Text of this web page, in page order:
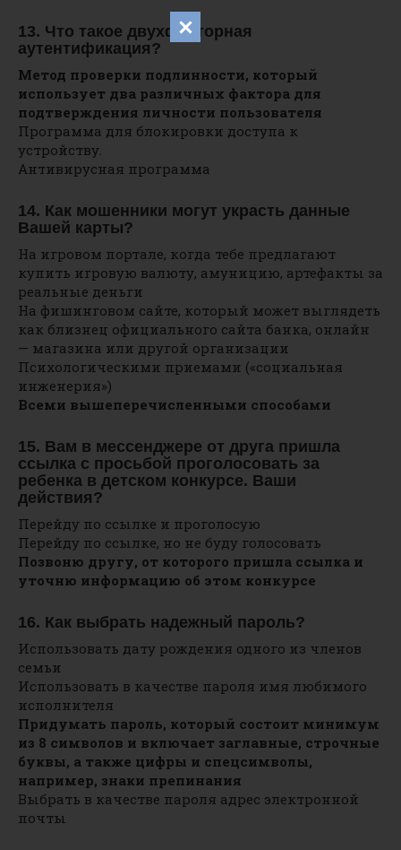
13. Что такое двухфакторная
аутентификация?
Метод проверки подлинности, который
использует два различных фактора для
подтверждения личности пользователя
Программа для блокировки доступа к
устройству.
Антивирусная программа
14. Как мошенники могут украсть данные
Вашей карты?
На игровом портале, когда тебе предлагают
купить игровую валюту, амуницию, артефакты за
реальные деньги
На фишинговом сайте, который может выглядеть
как близнец официального сайта банка, онлайн
— магазина или другой организации
Психологическими приемами («социальная
инженерия»)
Всеми вышеперечисленными способами
15. Вам в мессенджере от друга пришла
ссылка с просьбой проголосовать за
ребенка в детском конкурсе. Ваши
действия?
Перейду по ссылке и проголосую
Перейду по ссылке, но не буду голосовать
Позвоню другу, от которого пришла ссылка и
уточню информацию об этом конкурсе
16. Как выбрать надежный пароль?
Использовать дату рождения одного из членов
семьи
Использовать в качестве пароля имя любимого
исполнителя
Придумать пароль, который состоит минимум
из 8 символов и включает заглавные, строчные
буквы, а также цифры и спецсимволы,
например, знаки препинания
Выбрать в качестве пароля адрес электронной
почты